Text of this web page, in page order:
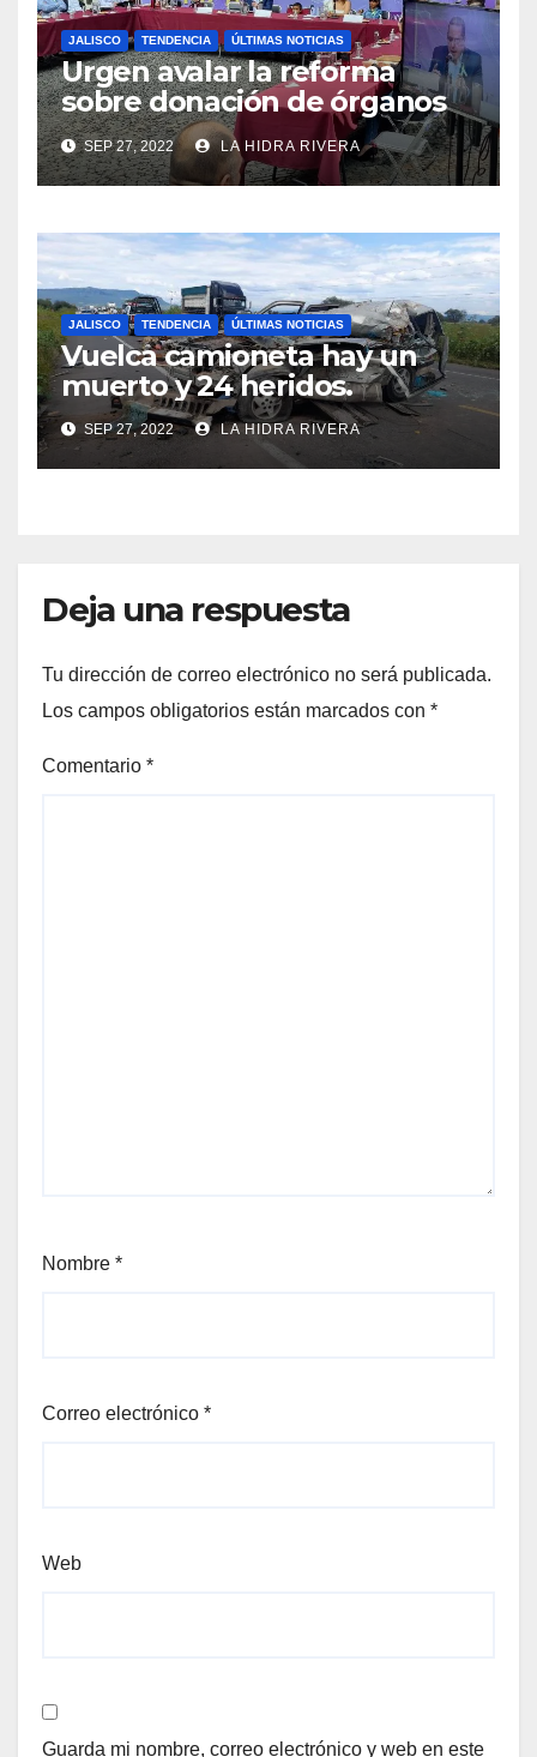
JALISCO TENDENCIA ÚLTIMAS NOTICIAS
Urgen avalar la reforma
sobre donación de órganos
en Jalisco.
SEP 27, 2022 LA HIDRA RIVERA
JALISCO TENDENCIA ÚLTIMAS NOTICIAS
Vuelca camioneta hay un
muerto y 24 heridos.
SEP 27, 2022 LA HIDRA RIVERA
Deja una respuesta
Tu dirección de correo electrónico no será publicada.
Los campos obligatorios están marcados con *
Comentario *
Nombre *
Correo electrónico *
Web
Guarda mi nombre, correo electrónico y web en este